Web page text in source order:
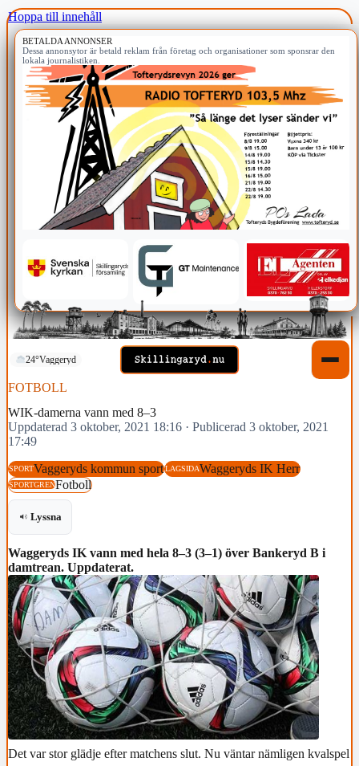
Hoppa till innehåll
BETALDA ANNONSER
Dessa annonsytor är betald reklam från företag och organisationer som sponsrar den
lokala journalistiken.
24°Vaggeryd
FOTBOLL
WIK-damerna vann med 8–3
Uppdaterad 3 oktober, 2021 18:16 · Publicerad 3 oktober, 2021
17:49
SPORTVaggeryds kommun sportLAGSIDAWaggeryds IK Herr
SPORTGRENFotboll
Lyssna
Waggeryds IK vann med hela 8–3 (3–1) över Bankeryd B i
damtrean. Uppdaterat.
Det var stor glädje efter matchens slut. Nu väntar nämligen kvalspel